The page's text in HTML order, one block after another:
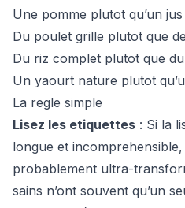
Une pomme plutot qu’un
Du poulet grille plutot que
Du riz complet plutot que
Un yaourt nature plutot
La regle simple
Lisez les etiquettes : Si la
longue et incomprehensible,
probablement ultra-
sains n’ont souvent qu’un